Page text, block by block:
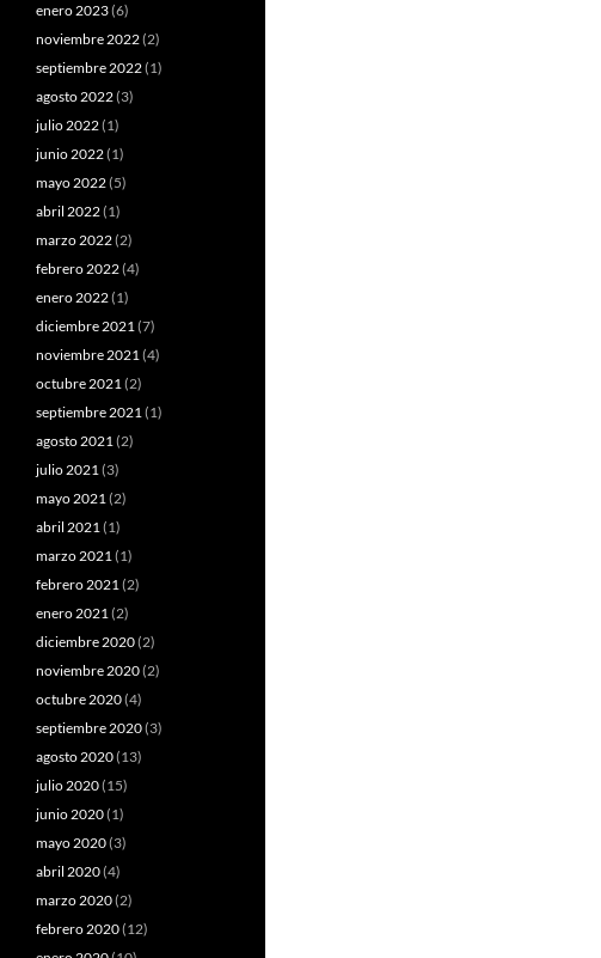
enero 2023(6)
noviembre 2022(2)
septiembre 2022(1)
agosto 2022(3)
julio 2022(1)
junio 2022(1)
mayo 2022(5)
abril 2022(1)
marzo 2022(2)
febrero 2022(4)
enero 2022(1)
diciembre 2021(7)
noviembre 2021(4)
octubre 2021(2)
septiembre 2021(1)
agosto 2021(2)
julio 2021(3)
mayo 2021(2)
abril 2021(1)
marzo 2021(1)
febrero 2021(2)
enero 2021(2)
diciembre 2020(2)
noviembre 2020(2)
octubre 2020(4)
septiembre 2020(3)
agosto 2020(13)
julio 2020(15)
junio 2020(1)
mayo 2020(3)
abril 2020(4)
marzo 2020(2)
febrero 2020(12)